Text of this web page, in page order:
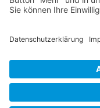
Datenschutzerklärung
Cookie-Einstellungen
AGB
Streitbeilegungsstelle